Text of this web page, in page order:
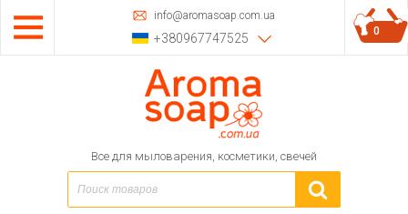
info@aromasoap.com.ua
+380967747525
Все для мыловарения, косметики, свечей
0